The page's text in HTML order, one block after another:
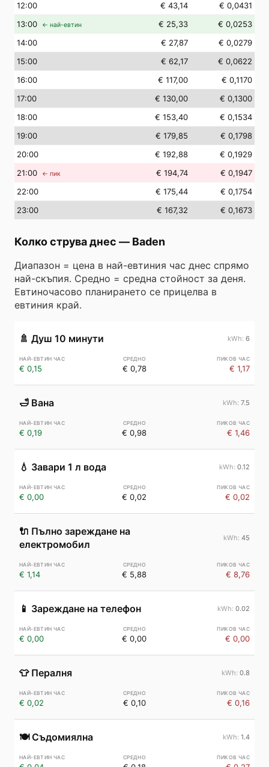
12:00 € 43,14
€ 0,0431
13:00 ← най-евтин € 25,33
€ 0,0253
14:00 € 27,87
€ 0,0279
15:00 € 62,17
€ 0,0622
16:00 € 117,00
€ 0,1170
17:00 € 130,00
€ 0,1300
18:00 € 153,40
€ 0,1534
19:00 € 179,85
€ 0,1798
20:00 € 192,88
€ 0,1929
21:00 ← пик € 194,74
€ 0,1947
22:00 € 175,44
€ 0,1754
23:00 € 167,32 € 0,1673
Колко струва днес — Baden
Диапазон = цена в най-евтиния час днес спрямо
най-скъпия. Средно = средна стойност за деня.
Евтиночасово планирането се прицелва в
евтиния край.
🚿 Душ 10 минути 6
€ 0,15 € 0,78 € 1,17
🛁 Вана 7.5
€ 0,19 € 0,98 € 1,46
💧 Завари 1 л вода 0.12
€ 0,00 € 0,02 € 0,02
🔌 Пълно зареждане на
електромобил
45
€ 1,14 € 5,88 € 8,76
📱 Зареждане на телефон 0.02
€ 0,00 € 0,00 € 0,00
👕 Пералня 0.8
€ 0,02 € 0,10 € 0,16
🍽️ Съдомиялна 1.4